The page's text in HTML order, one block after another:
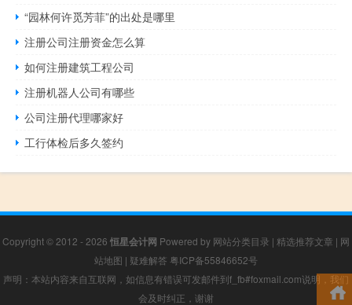
“园林何许觅芳菲”的出处是哪里
注册公司注册资金怎么算
如何注册建筑工程公司
注册机器人公司有哪些
公司注册代理哪家好
工行体检后多久签约
Copyright © 2012 - 2026 恒星会计网 Powered by 网站分类目录 | 精选推荐文章 | 网
站地图 | 疑难解答 粤ICP备55846652号
声明：本站内容来自互联网，如信息有错误可发邮件到f_fb#foxmail.com说明，我们
会及时纠正，谢谢